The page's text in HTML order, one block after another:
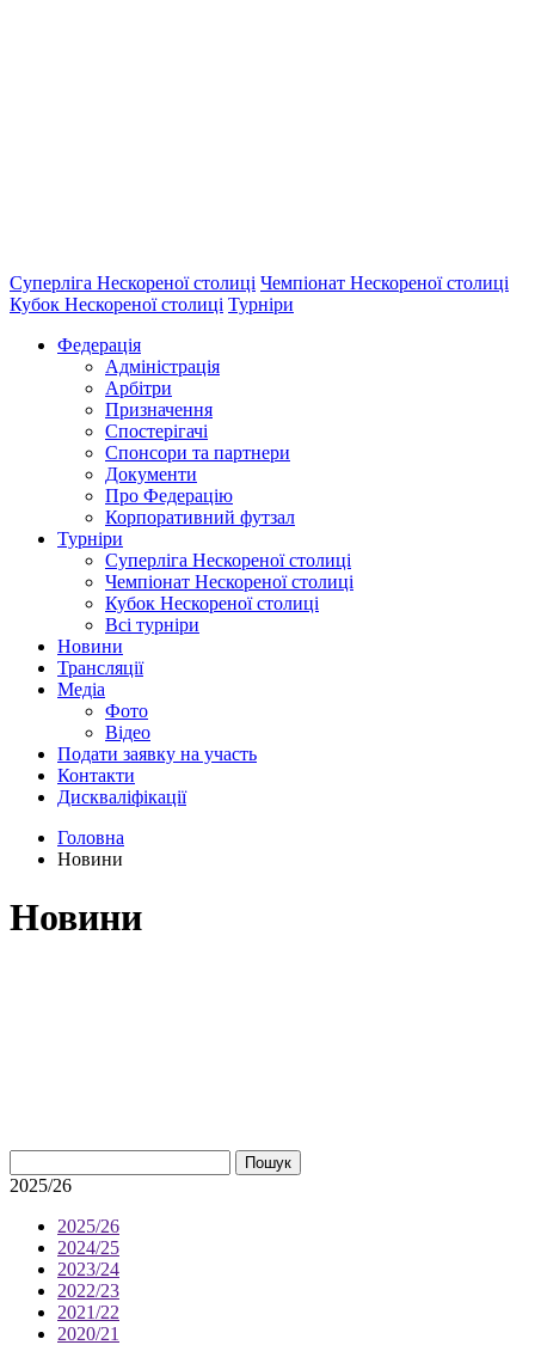
Суперліга Нескореної столиці Чемпіонат Нескореної столиці
Кубок Нескореної столиці Турніри
Федерація
Адміністрація
Арбітри
Призначення
Спостерігачі
Спонсори та партнери
Документи
Про Федерацію
Корпоративний футзал
Турніри
Суперліга Нескореної столиці
Чемпіонат Нескореної столиці
Кубок Нескореної столиці
Всі турніри
Новини
Трансляції
Медіа
Фото
Відео
Подати заявку на участь
Контакти
Дискваліфікації
Головна
Новини
Новини
Пошук
2025/26
2025/26
2024/25
2023/24
2022/23
2021/22
2020/21